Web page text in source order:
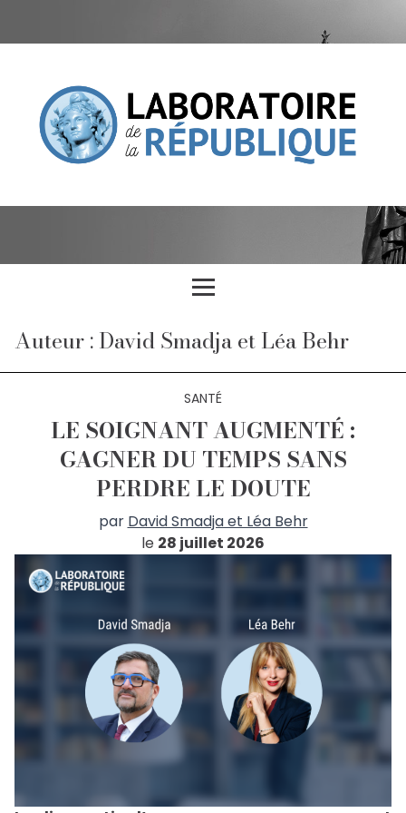
Auteur : David Smadja et Léa Behr
SANTÉ
LE SOIGNANT AUGMENTÉ :
GAGNER DU TEMPS SANS
PERDRE LE DOUTE
par David Smadja et Léa Behr
le 28 juillet 2026